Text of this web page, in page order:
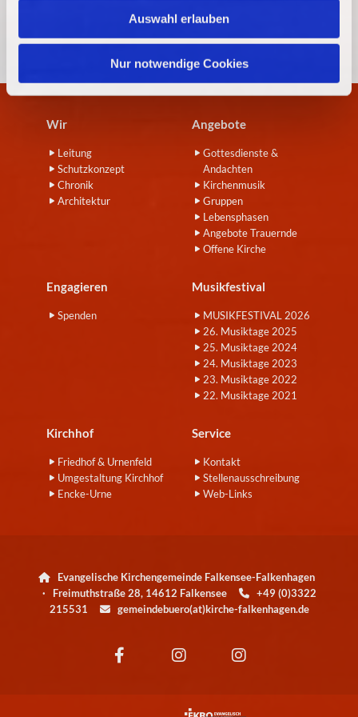
Auswahl erlauben
Nur notwendige Cookies
Wir
Leitung
Schutzkonzept
Chronik
Architektur
Angebote
Gottesdienste &
Andachten
Kirchenmusik
Gruppen
Lebensphasen
Angebote Trauernde
Offene Kirche
Engagieren
Spenden
Musikfestival
MUSIKFESTIVAL 2026
26. Musiktage 2025
25. Musiktage 2024
24. Musiktage 2023
23. Musiktage 2022
22. Musiktage 2021
Kirchhof
Friedhof & Urnenfeld
Umgestaltung Kirchhof
Encke-Urne
Service
Kontakt
Stellenausschreibung
Web-Links

Evangelische Kirchengemeinde Falkensee-Falkenhagen
· Freimuthstraße 28, 14612 Falkensee
+49 (0)3322
215531
gemeindebuero(at)kirche-falkenhagen.de